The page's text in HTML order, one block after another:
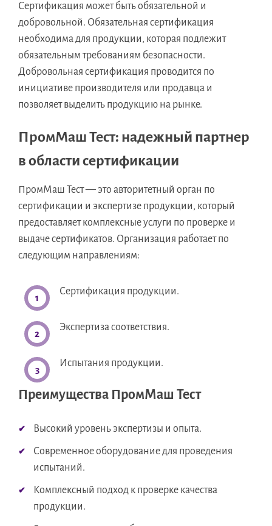
Сертификация может быть обязательной и
добровольной. Обязательная сертификация
необходима для продукции, которая подлежит
обязательным требованиям безопасности.
Добровольная сертификация проводится по
инициативе производителя или продавца и
позволяет выделить продукцию на рынке.
ПромМаш Тест: надежный партнер
в области сертификации
ПромМаш Тест — это авторитетный орган по
сертификации и экспертизе продукции, который
предоставляет комплексные услуги по проверке и
выдаче сертификатов. Организация работает по
следующим направлениям:
Сертификация продукции.
Экспертиза соответствия.
Испытания продукции.
Преимущества ПромМаш Тест
Высокий уровень экспертизы и опыта.
Современное оборудование для проведения
испытаний.
Комплексный подход к проверке качества
продукции.